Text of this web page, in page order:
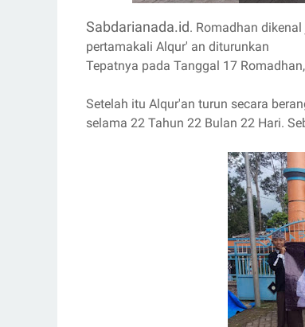
Sabdarianada.id. Romadhan
pertamakali Alqur' an diturunkan
Tepatnya pada Tanggal 17
Setelah itu Alqur'an turun secara
selama 22 Tahun 22 Bulan 22 Hari.